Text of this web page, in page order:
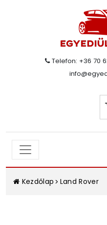
Telefon: +36 70
Kezdőlap Land Rover